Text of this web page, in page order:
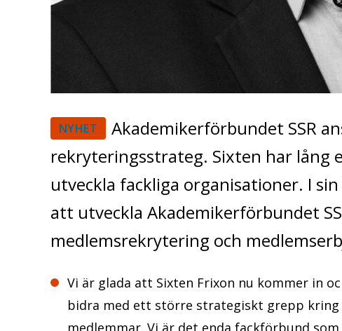
NYHET
Akademikerförbundet SSR
rekryteringsstrateg. Sixten har lång
utveckla fackliga organisationer. I
att utveckla Akademikerförbundet
medlemsrekrytering och
Vi är glada att Sixten Frixon nu kommer in
bidra med ett större strategiskt grepp
medlemmar. Vi är det enda fackförbund